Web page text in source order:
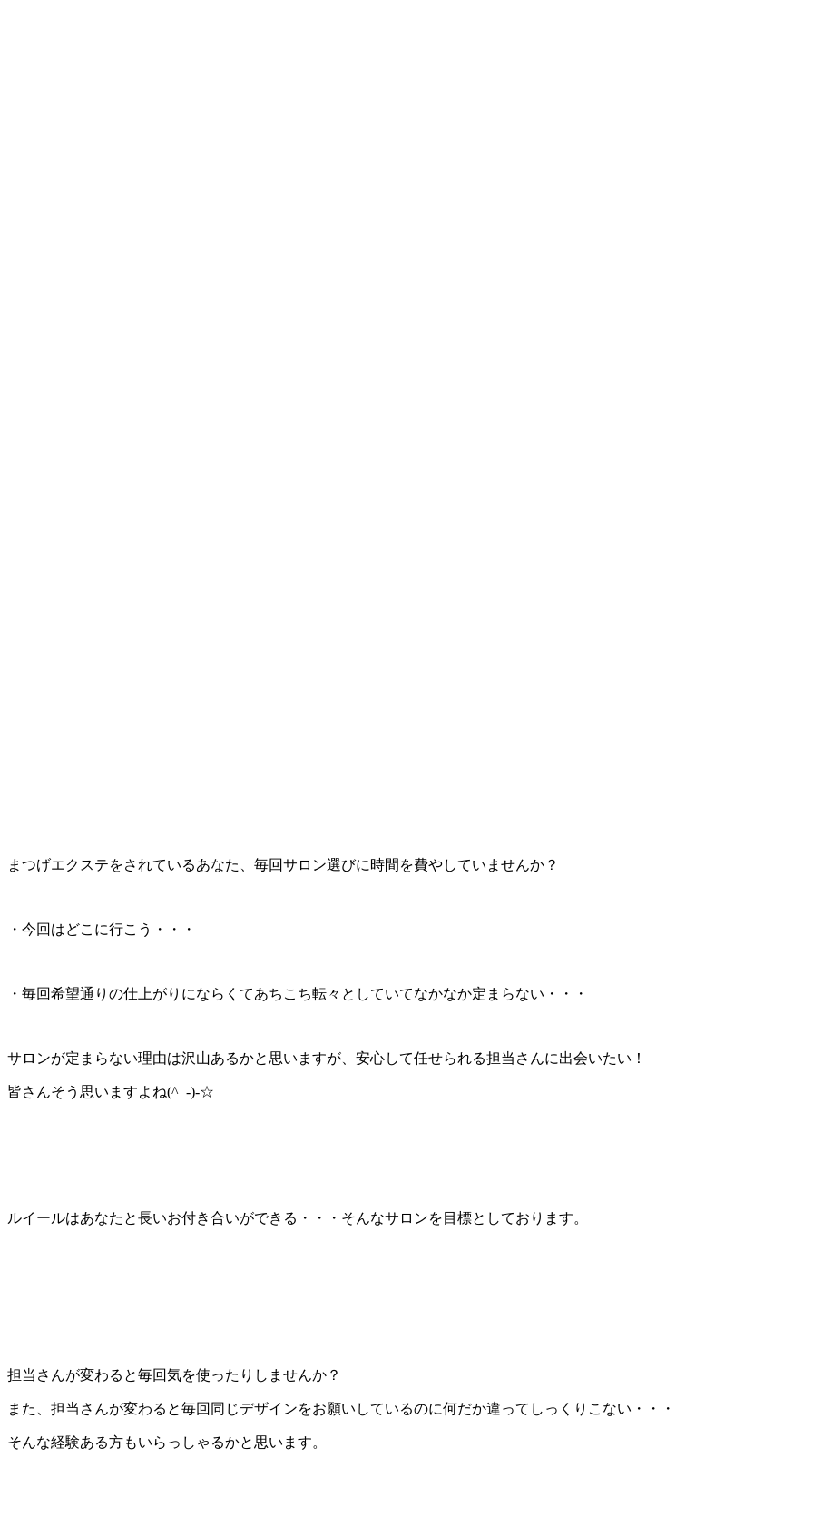
まつげエクステをされているあなた、毎回サロン選びに時間を費やしていませんか？
・今回はどこに行こう・・・
・毎回希望通りの仕上がりにならくてあちこち転々としていてなかなか定まらない・・・
サロンが定まらない理由は沢山あるかと思いますが、安心して任せられる担当さんに出会いたい！
皆さんそう思いますよね(^_-)-☆
ルイールはあなたと長いお付き合いができる・・・そんなサロンを目標としております。
担当さんが変わると毎回気を使ったりしませんか？
また、担当さんが変わると毎回同じデザインをお願いしているのに何だか違ってしっくりこない・・・
そんな経験ある方もいらっしゃるかと思います。